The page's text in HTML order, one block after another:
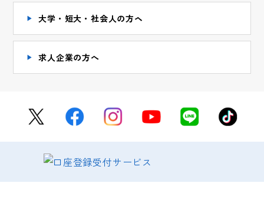
大学・短大・社会人の方ヘ
求人企業の方へ